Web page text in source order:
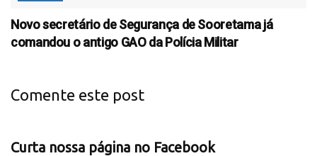
Novo secretário de Segurança de Sooretama já
comandou o antigo GAO da Polícia Militar
Comente este post
Curta nossa página no Facebook